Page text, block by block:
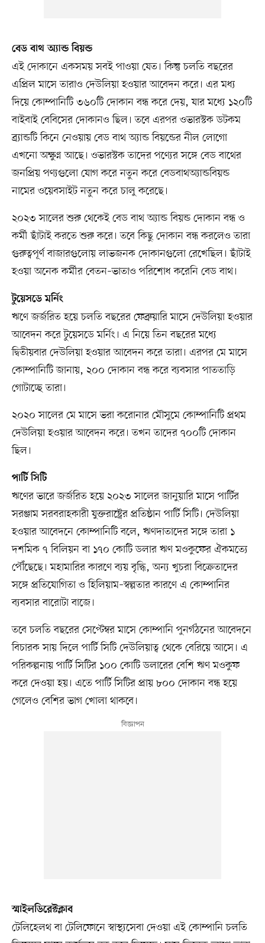
বেড বাথ অ্যান্ড বিয়ন্ড
এই দোকানে একসময় সবই পাওয়া যেত। কিন্তু চলতি বছরের
এপ্রিল মাসে তারাও দেউলিয়া হওয়ার আবেদন করে। এর মধ্য
দিয়ে কোম্পানিটি ৩৬০টি দোকান বন্ধ করে দেয়, যার মধ্যে ১২০টি
বাইবাই বেবিসের দোকানও ছিল। তবে এরপর ওভারস্টক ডটকম
ব্র্যান্ডটি কিনে নেওয়ায় বেড বাথ অ্যান্ড বিয়ন্ডের নীল লোগো
এখনো অক্ষুণ্ন আছে। ওভারস্টক তাদের পণ্যের সঙ্গে বেড বাথের
জনপ্রিয় পণ্যগুলো যোগ করে নতুন করে বেডবাথঅ্যান্ডবিয়ন্ড
নামের ওয়েবসাইট নতুন করে চালু করেছে।
২০২৩ সালের শুরু থেকেই বেড বাথ অ্যান্ড বিয়ন্ড দোকান বন্ধ ও
কর্মী ছাঁটাই করতে শুরু করে। তবে কিছু দোকান বন্ধ করলেও তারা
গুরুত্বপূর্ণ বাজারগুলোয় লাভজনক দোকানগুলো রেখেছিল। ছাঁটাই
হওয়া অনেক কর্মীর বেতন–ভাতাও পরিশোধ করেনি বেড বাথ।
টুয়েসডে মর্নিং
ঋণে জর্জরিত হয়ে চলতি বছরের ফেব্রুয়ারি মাসে দেউলিয়া হওয়ার
আবেদন করে টুয়েসডে মর্নিং। এ নিয়ে তিন বছরের মধ্যে
দ্বিতীয়বার দেউলিয়া হওয়ার আবেদন করে তারা। এরপর মে মাসে
কোম্পানিটি জানায়, ২০০ দোকান বন্ধ করে ব্যবসার পাততাড়ি
গোটাচ্ছে তারা।
২০২০ সালের মে মাসে ভরা করোনার মৌসুমে কোম্পানিটি প্রথম
দেউলিয়া হওয়ার আবেদন করে। তখন তাদের ৭০০টি দোকান
ছিল।
পার্টি সিটি
ঋণের ভারে জর্জরিত হয়ে ২০২৩ সালের জানুয়ারি মাসে পার্টির
সরঞ্জাম সরবরাহকারী যুক্তরাষ্ট্রের প্রতিষ্ঠান পার্টি সিটি। দেউলিয়া
হওয়ার আবেদনে কোম্পানিটি বলে, ঋণদাতাদের সঙ্গে তারা ১
দশমিক ৭ বিলিয়ন বা ১৭০ কোটি ডলার ঋণ মওকুফের ঐকমত্যে
পৌঁছেছে। মহামারির কারণে ব্যয় বৃদ্ধি, অন্য খুচরা বিক্রেতাদের
সঙ্গে প্রতিযোগিতা ও হিলিয়াম–স্বল্পতার কারণে এ কোম্পানির
ব্যবসার বারোটা বাজে।
তবে চলতি বছরের সেপ্টেম্বর মাসে কোম্পানি পুনর্গঠনের আবেদনে
বিচারক সায় দিলে পার্টি সিটি দেউলিয়াত্ব থেকে বেরিয়ে আসে। এ
পরিকল্পনায় পার্টি সিটির ১০০ কোটি ডলারের বেশি ঋণ মওকুফ
করে দেওয়া হয়। এতে পার্টি সিটির প্রায় ৮০০ দোকান বন্ধ হয়ে
গেলেও বেশির ভাগ খোলা থাকবে।
স্মাইলডিরেক্টক্লাব
টেলিহেলথ বা টেলিফোনে স্বাস্থ্যসেবা দেওয়া এই কোম্পানি চলতি